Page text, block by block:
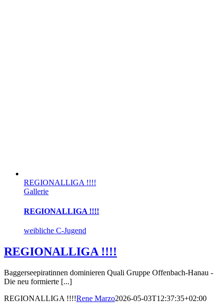
REGIONALLIGA !!!!
Gallerie
REGIONALLIGA !!!!
weibliche C-Jugend
REGIONALLIGA !!!!
Baggerseepiratinnen dominieren Quali Gruppe Offenbach-Hanau -
Die neu formierte [...]
REGIONALLIGA !!!!Rene Marzo2026-05-03T12:37:35+02:00